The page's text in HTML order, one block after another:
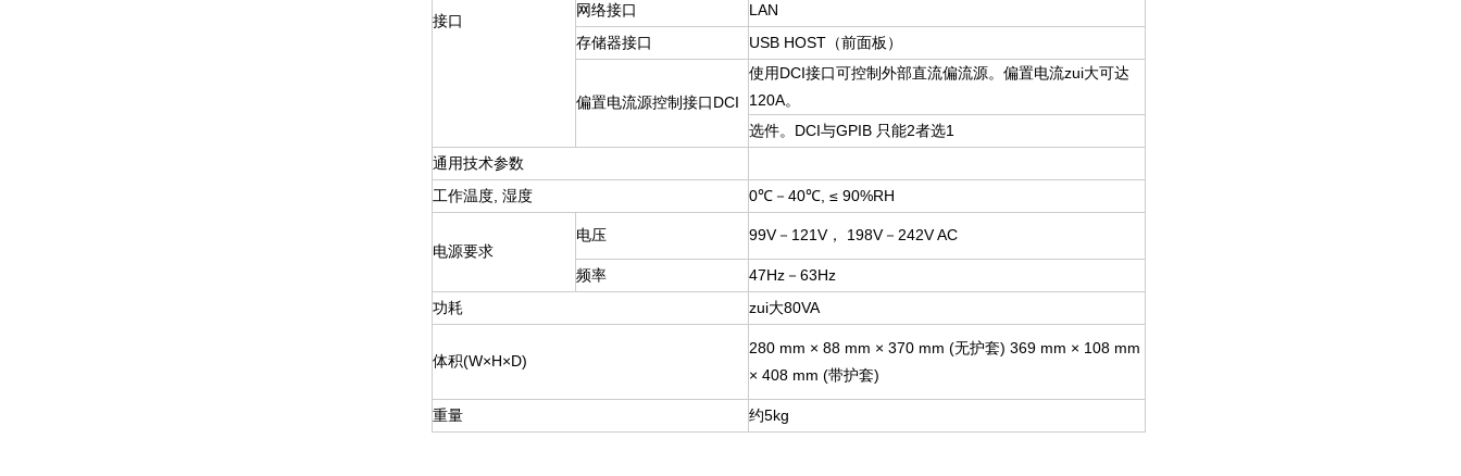
接口
网络接口
LAN
存储器接口
USB HOST （前面板）
偏置电流源控制接口DCI
使用DCI接口可控制外部直流偏流源。偏置电流zui大可达
120A。
选件。DCI与GPIB 只能2者选1
通用技术参数
工作温度, 湿度
0℃－40℃, ≤ 90%RH
电源要求
电压 99V－121V， 198V－242V AC
频率 47Hz －63Hz
功耗
zui大80VA
体积(W×H×D)
280 mm × 88 mm × 370 mm (无护套) 369 mm × 108 mm
× 408 mm (带护套)
重量 约5kg